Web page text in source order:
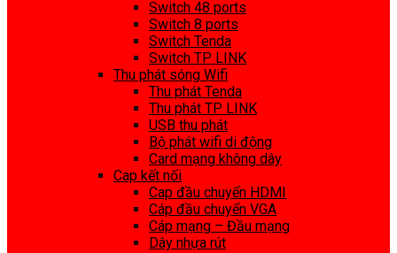
Switch 48 ports
Switch 8 ports
Switch Tenda
Switch TP LINK
Thu phát sóng Wifi
Thu phát Tenda
Thu phát TP LINK
USB thu phát
Bộ phát wifi di động
Card mạng không dây
Cap kết nối
Cap đầu chuyển HDMI
Cáp đầu chuyển VGA
Cáp mạng – Đầu mạng
Dây nhựa rút